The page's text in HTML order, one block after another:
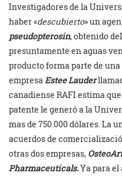
Investigadores de la
haber «descubierto» un
pseudopterosin, obtenido
presuntamente en aguas
producto forma parte de
empresaEstee Lauder
canadiense RAFI estima
patente le generó a la
mas de 750.000 dólares. La
acuerdos de
otras dos empresas,
Pharmaceuticals.Ya para el